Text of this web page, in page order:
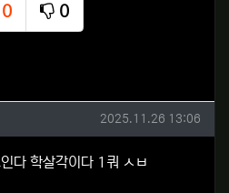
0
천
0
비추천
작성일
2025.11.26 13:06
다 학살각이다 1쿼 ㅅㅂ